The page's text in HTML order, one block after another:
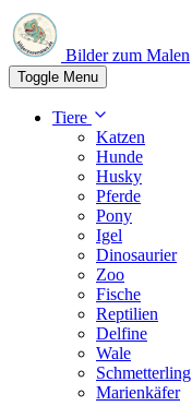
Bilder zum Malen
Toggle Menu
Tiere
Katzen
Hunde
Husky
Pferde
Pony
Igel
Dinosaurier
Zoo
Fische
Reptilien
Delfine
Wale
Schmetterling
Marienkäfer